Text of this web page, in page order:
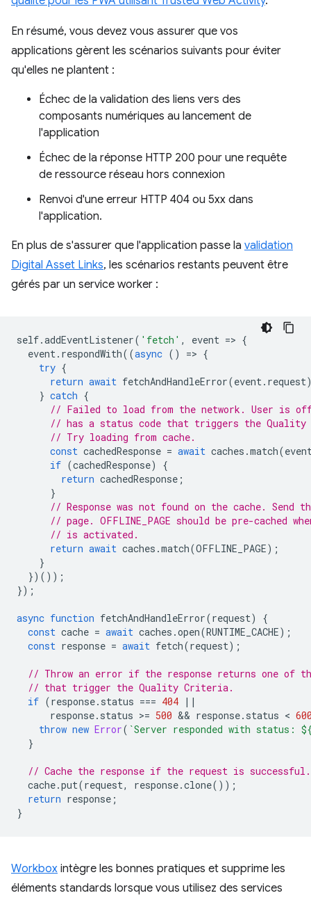
En résumé, vous devez vous assurer que vos
applications gèrent les scénarios suivants pour éviter
qu'elles ne plantent :
Échec de la validation des liens vers des
composants numériques au lancement de
l'application
Échec de la réponse HTTP 200 pour une requête
de ressource réseau hors connexion
Renvoi d'une erreur HTTP 404 ou 5xx dans
l'application.
En plus de s'assurer que l'application passe la validation
Digital Asset Links, les scénarios restants peuvent être
gérés par un service worker :
self.addEventListener( 'fetch' , event => {
event. respondWith((async () => {
try {
return await fetchAndHandleError(event. request
} catch {
// Failed to load from the network. User is
// has a status code that triggers the
// Try loading from cache.
const cachedResponse = await caches .match(
if (cachedResponse)
{
return cachedResponse ;
}
// Response was not found on the cache.
// page. OFFLINE_PAGE should be pre-cached
// is activated.
return await caches .match(OFFLINE_PAGE);
}
})());
});
async function fetchAndHandleError(request)
{
const cache = await caches .open(RUNTIME_CACHE);
const response = await fetch(request);
// Throw an error if the response returns one of
// that trigger the Quality Criteria.
if (response. status === 404 ||
response. status >= 500 && response. status <
throw new Error( `Server responded with status:
}
// Cache the response if the request is successful.
cache.put(request, response.clone());
return response ;
}
Workbox intègre les bonnes pratiques et supprime les
éléments standards lorsque vous utilisez des services